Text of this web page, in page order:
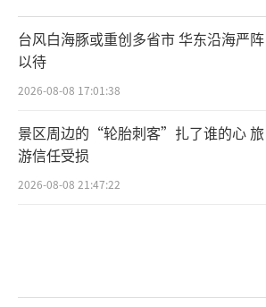
台风白海豚或重创多省市 华东沿海严阵
以待
2026-08-08 17:01:38
景区周边的“轮胎刺客”扎了谁的心 旅
游信任受损
2026-08-08 21:47:22